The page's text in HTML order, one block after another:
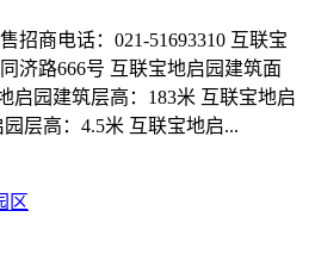
招商电话：021-51693310 互联宝
济路666号 互联宝地启园建筑面
启园建筑层高：183米 互联宝地启
层高：4.5米 互联宝地启...